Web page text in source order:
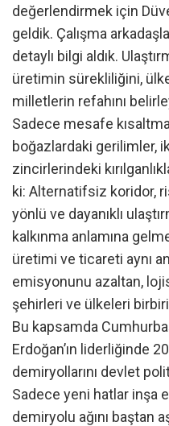
değerlendirmek için
geldik. Çalışma
detaylı bilgi aldık.
üretimin sürekliliğini,
milletlerin refahını
Sadece mesafe
boğazlardaki gerilimler,
zincirlerindeki
ki: Alternatifsiz koridor,
yönlü ve dayanıklı
kalkınma anlamına
üretimi ve ticareti aynı
emisyonunu azaltan,
şehirleri ve ülkeleri
Bu kapsamda
Erdoğan’ın liderliğinde
demiryollarını devlet
Sadece yeni hatlar inşa
demiryolu ağını baştan